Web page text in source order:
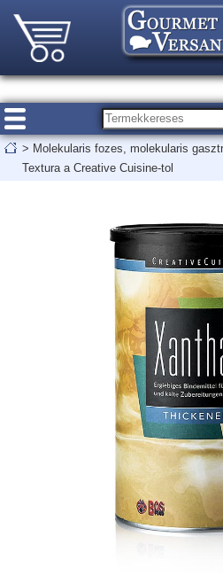
> Molekularis fozes, molekularis
Textura a Creative Cuisine-tol